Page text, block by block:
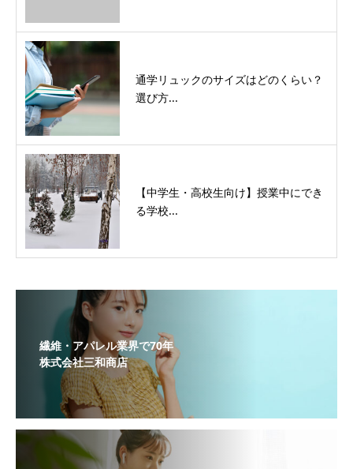
通学リュックのサイズはどのくらい？
選び方...
【中学生・高校生向け】授業中にでき
る学校...
繊維・アパレル業界で70年
株式会社三和商店